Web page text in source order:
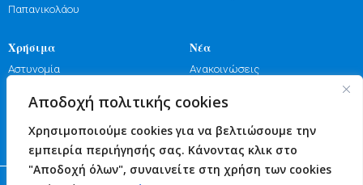
Αποδοχή πολιτικής cookies
Χρησιμοποιούμε cookies για να βελτιώσουμε την
εμπειρία περιήγησής σας. Κάνοντας κλικ στο
"Αποδοχή όλων", συναινείτε στη χρήση των cookies
Παπανικολάου
Χρήσιμα
Αστυνομία
Πυροσβεστική
Υγεία
Νέα
Ανακοινώσεις
Γιορτές
Επικοινωνία